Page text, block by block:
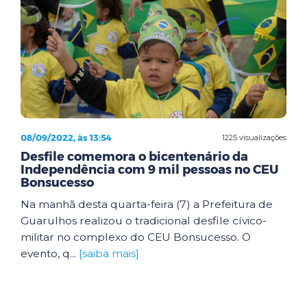
1225 visualizações
08/09/2022, às 13:54
Desfile comemora o bicentenário da
Independência com 9 mil pessoas no CEU
Bonsucesso
Na manhã desta quarta-feira (7) a Prefeitura de
Guarulhos realizou o tradicional desfile cívico-
militar no complexo do CEU Bonsucesso. O
evento, q... [saiba mais]